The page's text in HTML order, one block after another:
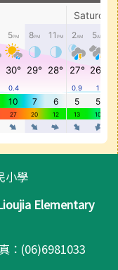
小學
Elementary
：(06)6981033